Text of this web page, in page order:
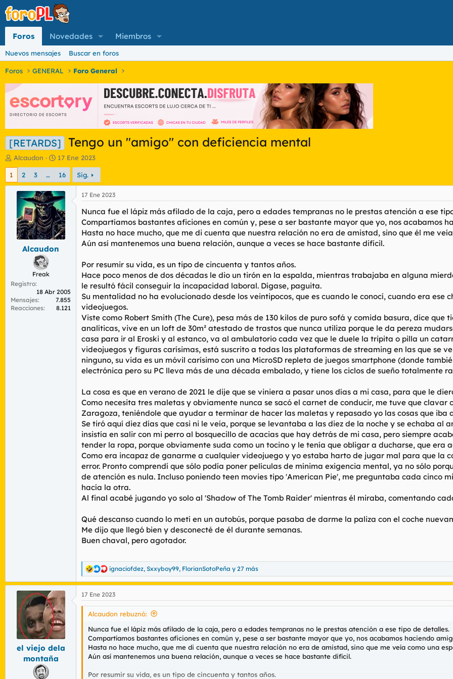
Foros Novedades Miembros
Nuevos mensajes Buscar en foros
Foros GENERAL Foro General
[RETARDS] Tengo un "amigo" con deficiencia mental
I
n
c
o
d
m
Alcaudon
F
e
c
h
a
d
e
i
n
i
c
17 Ene 2023
1 2 3 … 16 Sig.
Alcaudon
Freak
Registro
18 Abr 2005
Mensajes
7.855
Reacciones
8.121
17 Ene 2023
Nunca fue el lápiz más afilado de la caja, pero a edades tempranas no le prestas atención a ese
Compartíamos bastantes aficiones en común y, pese a ser bastante mayor que yo, nos acabamos
Hasta no hace mucho, que me di cuenta que nuestra relación no era de amistad, sino que él me
Aún así mantenemos una buena relación, aunque a veces se hace bastante difícil.
Por resumir su vida, es un tipo de cincuenta y tantos años.
Hace poco menos de dos décadas le dio un tirón en la espalda, mientras trabajaba en alguna
le resultó fácil conseguir la incapacidad laboral. Dígase, paguita.
Su mentalidad no ha evolucionado desde los veintipocos, que es cuando le conocí, cuando era ese
videojuegos.
Viste como Robert Smith (The Cure), pesa más de 130 kilos de puro sofá y comida basura, dice
analíticas, vive en un loft de 30m² atestado de trastos que nunca utiliza porque le da pereza
casa para ir al Eroski y al estanco, va al ambulatorio cada vez que le duele la tripita o pilla un
videojuegos y figuras carísimas, está suscrito a todas las plataformas de streaming en las que se
ninguno, su vida es un móvil carísimo con una MicroSD repleta de juegos smartphone (donde
electrónica pero su PC lleva más de una década embalado, y tiene los ciclos de sueño totalmente
La cosa es que en verano de 2021 le dije que se viniera a pasar unos días a mi casa, para que le
Como necesita tres maletas y obviamente nunca se sacó el carnet de conducir, me tuve que
Zaragoza, teniéndole que ayudar a terminar de hacer las maletas y repasado yo las cosas que iba
Se tiró aquí diez días que casi ni le veía, porque se levantaba a las diez de la noche y se echaba al
insistía en salir con mi perro al bosquecillo de acacias que hay detrás de mi casa, pero siempre
tender la ropa, porque obviamente suda como un tocino y le tenía que obligar a ducharse, que era
Como era incapaz de ganarme a cualquier videojuego y yo estaba harto de jugar mal para que la
error. Pronto comprendí que sólo podía poner películas de mínima exigencia mental, ya no sólo
de atención es nula. Incluso poniendo teen movies tipo 'American Pie', me preguntaba cada cinco
hacía la otra.
Al final acabé jugando yo solo al 'Shadow of The Tomb Raider' mientras él miraba, comentando
Qué descanso cuando lo metí en un autobús, porque pasaba de darme la paliza con el coche
Me dijo que llegó bien y desconecté de él durante semanas.
Buen chaval, pero agotador.
R
e
a
c
c
e
ignaciofdez, Sxxyboy99, FlorianSotoPeña y 27 más
el viejo dela
montaña
17 Ene 2023
Alcaudon rebuznó:
Nunca fue el lápiz más afilado de la caja, pero a edades tempranas no le prestas atención a ese tipo de detalles.
Compartíamos bastantes aficiones en común y, pese a ser bastante mayor que yo, nos acabamos haciendo
Hasta no hace mucho, que me di cuenta que nuestra relación no era de amistad, sino que me veía como una
Aún así mantenemos una buena relación, aunque a veces se hace bastante difícil.
Por resumir su vida, es un tipo de cincuenta y tantos años.